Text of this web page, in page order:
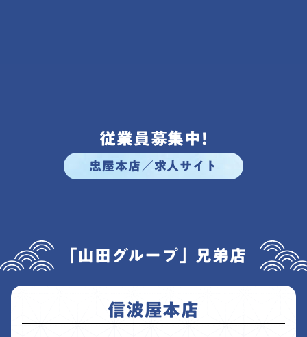
従業員募集中!
忠屋本店／求人サイト
「山田グループ」兄弟店
信波屋本店